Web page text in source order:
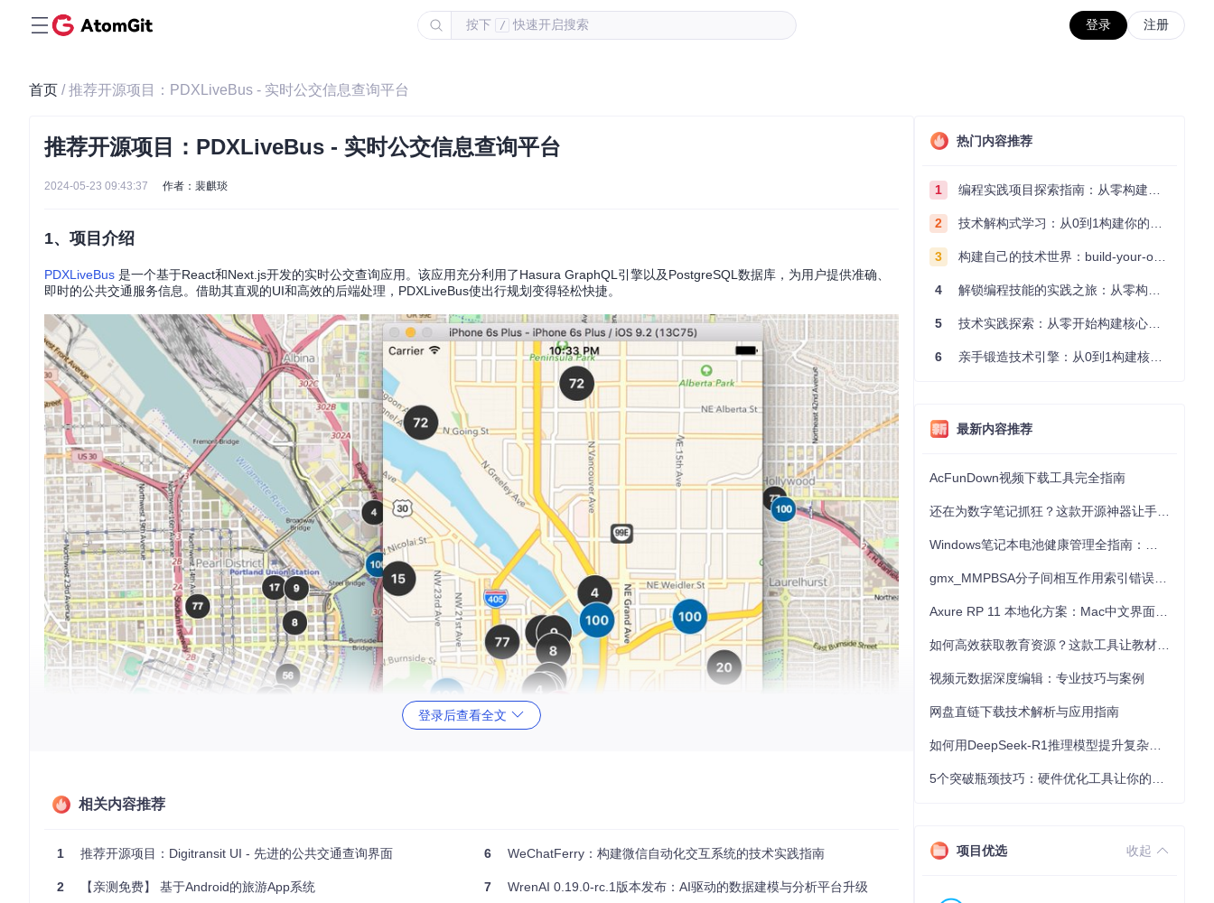
按下 / 快速开启搜索 登录 注册
首页 / 推荐开源项目：PDXLiveBus - 实时公交信息查询平台
推荐开源项目：PDXLiveBus - 实时公交信息查询平台
2024-05-23 09:43:37 作者：裴麒琰
1、项目介绍
PDXLiveBus 是一个基于React和Next.js开发的实时公交查询应用。该应用充分利用了Hasura GraphQL引擎以及PostgreSQL数据库，为用户提供准确、
即时的公共交通服务信息。借助其直观的UI和高效的后端处理，PDXLiveBus使出行规划变得轻松快捷。
登录后查看全文
相关内容推荐
1 推荐开源项目：Digitransit UI - 先进的公共交通查询界面
2 【亲测免费】 基于Android的旅游App系统
6 WeChatFerry：构建微信自动化交互系统的技术实践指南
7 WrenAI 0.19.0-rc.1版本发布：AI驱动的数据建模与分析平台升级
热门内容推荐
1 编程实践项目探索指南：从零构建技术能力体系
2 技术解构式学习：从0到1构建你的编程知识体系
3 构建自己的技术世界：build-your-own-x项目的实践探索指南
4 解锁编程技能的实践之旅：从零构建你的技术世界
5 技术实践探索：从零开始构建核心系统的实践指南
6 亲手锻造技术引擎：从0到1构建核心系统的实践指南
最新内容推荐
AcFunDown视频下载工具完全指南
视频元数据深度编辑：专业技巧与案例
网盘直链下载技术解析与应用指南
项目优选 收起